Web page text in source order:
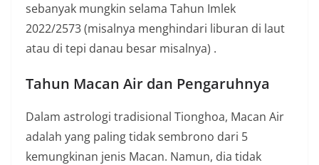
sebanyak mungkin selama Tahun Imlek
2022/2573 (misalnya menghindari liburan di laut
atau di tepi danau besar misalnya) .
Tahun Macan Air dan Pengaruhnya
Dalam astrologi tradisional Tionghoa, Macan Air
adalah yang paling tidak sembrono dari 5
kemungkinan jenis Macan. Namun, dia tidak